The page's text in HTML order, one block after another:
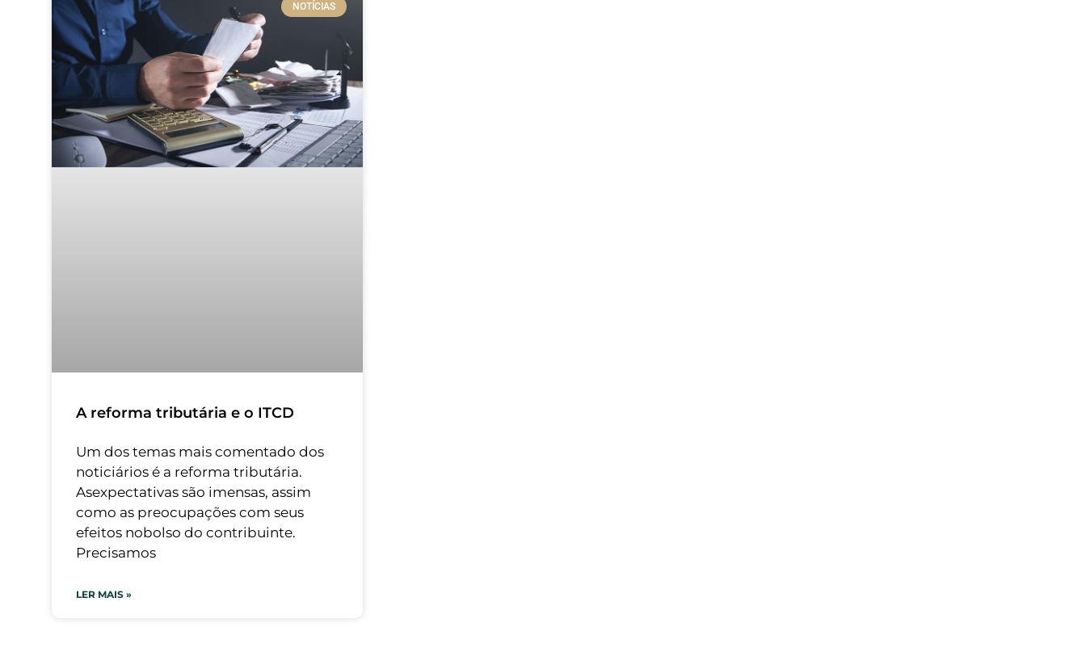
NOTÍCIAS
A reforma tributária e o ITCD
Um dos temas mais comentado dos
noticiários é a reforma tributária.
Asexpectativas são imensas, assim
como as preocupações com seus
efeitos nobolso do contribuinte.
Precisamos
LER MAIS »